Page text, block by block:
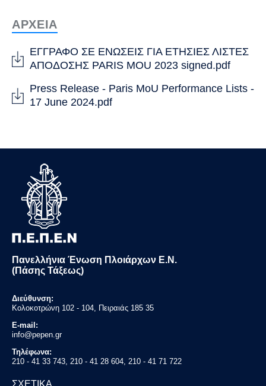
ΑΡΧΕΙΑ
ΕΓΓΡΑΦΟ ΣΕ ΕΝΩΣΕΙΣ ΓΙΑ ΕΤΗΣΙΕΣ ΛΙΣΤΕΣ
ΑΠΟΔΟΣΗΣ PARIS MOU 2023 signed.pdf
Press Release - Paris MoU Performance Lists -
17 June 2024.pdf
Πανελλήνια Ένωση Πλοιάρχων Ε.Ν.
(Πάσης Τάξεως)
Διεύθυνση:
Κολοκοτρώνη 102 - 104, Πειραιάς 185 35
E-mail:
info@pepen.gr
Τηλέφωνα:
210 - 41 33 743, 210 - 41 28 604, 210 - 41 71 722